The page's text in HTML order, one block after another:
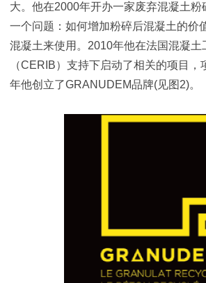
大。他在2000年开办一家废弃混凝土粉
一个问题：如何增加粉碎后混凝土的价
混凝土来使用。2010年他在法国混凝土
（CERIB）支持下启动了相关的项目
年他创立了GRANUDEM品牌(见图2)。